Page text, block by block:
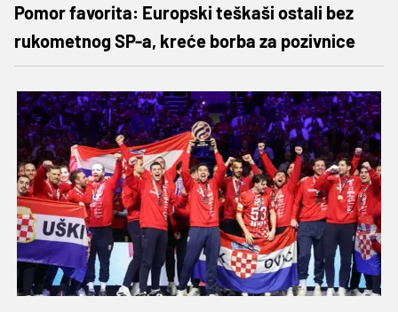
Pomor favorita: Europski teškaši ostali bez
rukometnog SP-a, kreće borba za pozivnice